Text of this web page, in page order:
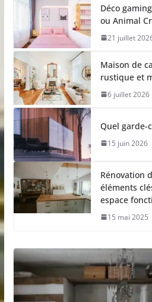
Déco
ou Animal
21 juillet
Maison de
rustique et
6 juillet 2026
Quel garde-
15 juin 2026
Rénovation
éléments
espace
15 mai 2025